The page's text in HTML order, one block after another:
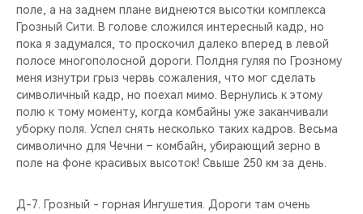
поле, а на заднем плане виднеются высотки комплекса
Грозный Сити. В голове сложился интересный кадр, но
пока я задумался, то проскочил далеко вперед в левой
полосе многополосной дороги. Полдня гуляя по Грозному
меня изнутри грыз червь сожаления, что мог сделать
символичный кадр, но поехал мимо. Вернулись к этому
полю к тому моменту, когда комбайны уже заканчивали
уборку поля. Успел снять несколько таких кадров. Весьма
символично для Чечни – комбайн, убирающий зерно в
поле на фоне красивых высоток! Свыше 250 км за день.
Д-7. Грозный - горная Ингушетия. Дороги там очень